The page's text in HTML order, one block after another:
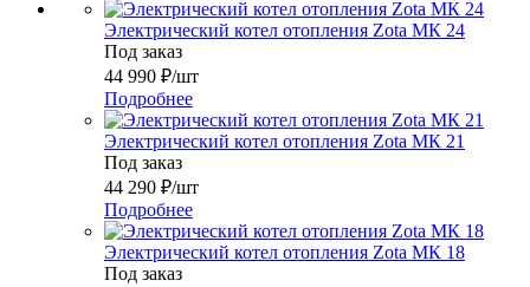
Электрический котел отопления Zota МК 24
Под заказ
44 990 ₽/шт
Подробнее
Электрический котел отопления Zota МК 21
Под заказ
44 290 ₽/шт
Подробнее
Электрический котел отопления Zota МК 18
Под заказ